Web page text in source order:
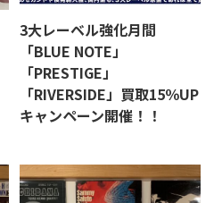
3大レーベル強化月間
「BLUE NOTE」
「PRESTIGE」
「RIVERSIDE」買取15％UP
キャンペーン開催！！